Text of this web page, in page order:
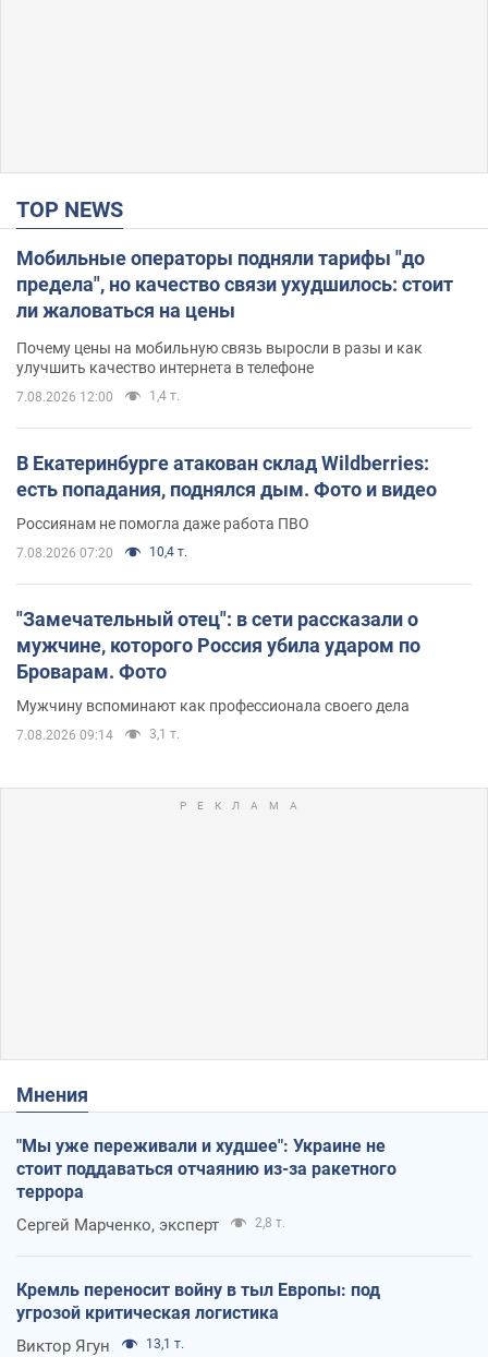
TOP NEWS
Мобильные операторы подняли тарифы "до
предела", но качество связи ухудшилось: стоит
ли жаловаться на цены
Почему цены на мобильную связь выросли в разы и как
улучшить качество интернета в телефоне
7.08.2026 12:00 1,4 т.
В Екатеринбурге атакован склад Wildberries:
есть попадания, поднялся дым. Фото и видео
Россиянам не помогла даже работа ПВО
7.08.2026 07:20 10,4 т.
"Замечательный отец": в сети рассказали о
мужчине, которого Россия убила ударом по
Броварам. Фото
Мужчину вспоминают как профессионала своего дела
7.08.2026 09:14 3,1 т.
Мнения
"Мы уже переживали и худшее": Украине не
стоит поддаваться отчаянию из-за ракетного
террора
Сергей Марченко, эксперт 2,8 т.
Кремль переносит войну в тыл Европы: под
угрозой критическая логистика
Виктор Ягун 13,1 т.